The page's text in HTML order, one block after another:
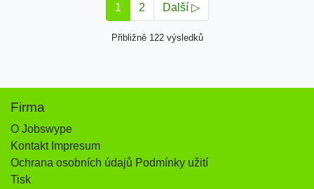
1 2 Další ▷
Přibližně 122 výsledků
Firma
O Jobswype
Kontakt Impresum
Ochrana osobních údajů Podmínky užití
Tisk